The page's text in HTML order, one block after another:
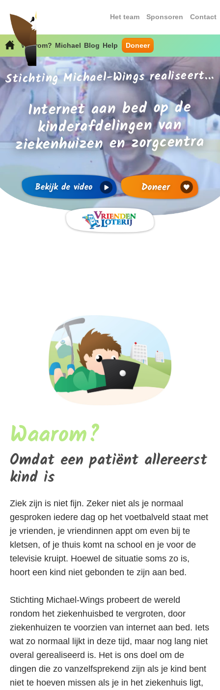
Het team Sponsoren Contact
Waarom? Michael Blog Help Doneer
Stichting Michael-Wings realiseert...
Internet aan bed op de
kinderafdelingen van
ziekenhuizen en zorgcentra
Waarom?
Omdat een patiënt allereerst
kind is
Ziek zijn is niet fijn. Zeker niet als je normaal
gesproken iedere dag op het voetbalveld staat met
je vrienden, je vriendinnen appt om even bij te
kletsen, of je thuis komt na school en je voor de
televisie kruipt. Hoewel de situatie soms zo is,
hoort een kind niet gebonden te zijn aan bed.
Stichting Michael-Wings probeert de wereld
rondom het ziekenhuisbed te vergroten, door
ziekenhuizen te voorzien van internet aan bed. Iets
wat zo normaal lijkt in deze tijd, maar nog lang niet
overal gerealiseerd is. Het is ons doel om de
dingen die zo vanzelfsprekend zijn als je kind bent
niet te hoeven missen als je in het ziekenhuis ligt,